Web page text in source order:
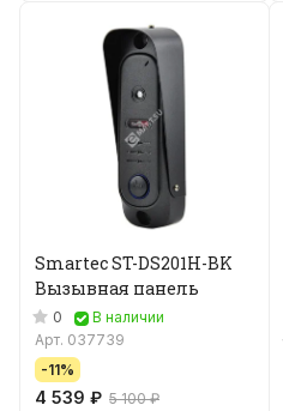
Smartec ST-DS201H-BK
Вызывная панель
0
В наличии
Арт. 037739
-11%
4 539 ₽ 5 100 ₽